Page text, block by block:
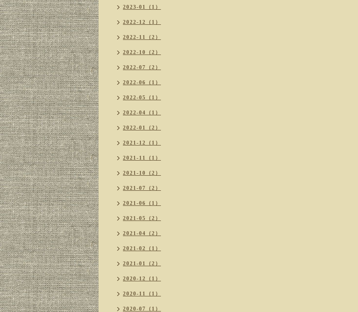
2023-01（1）
2022-12（1）
2022-11（2）
2022-10（2）
2022-07（2）
2022-06（1）
2022-05（1）
2022-04（1）
2022-01（2）
2021-12（1）
2021-11（1）
2021-10（2）
2021-07（2）
2021-06（1）
2021-05（2）
2021-04（2）
2021-02（1）
2021-01（2）
2020-12（1）
2020-11（1）
2020-07（1）